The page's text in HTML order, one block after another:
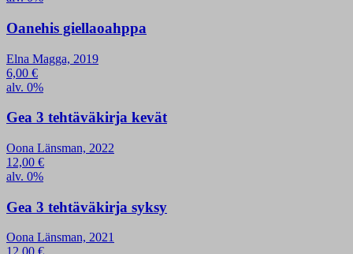
Oanehis giellaoahppa
Elna Magga, 2019
6,00 €
alv. 0%
Gea 3 tehtäväkirja kevät
Oona Länsman, 2022
12,00 €
alv. 0%
Gea 3 tehtäväkirja syksy
Oona Länsman, 2021